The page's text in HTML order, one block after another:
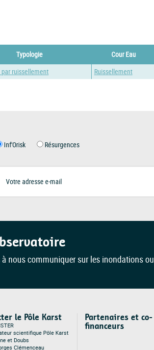
Typologie Cour Eau
ruissellement Ruissellement
Inf'Orisk Résurgences
nous communiquer sur les inondations ou
le Pôle Karst
scientifique Pôle Karst
et Doubs
Clémenceau
Partenaires et co-
financeurs